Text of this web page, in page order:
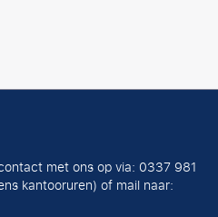
met ons op via: 0337 981
kantooruren) of mail naar: